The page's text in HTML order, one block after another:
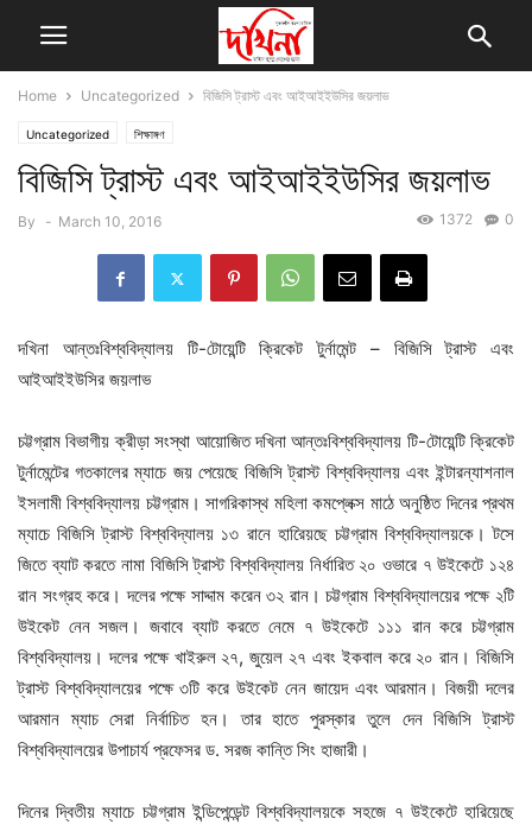
Home Uncategorized বিজিসি ট্রাস্ট এবং আইআইইউসির জয়লাভ
Uncategorized শিক্ষাঙ্গণ
বিজিসি ট্রাস্ট এবং আইআইইউসির জয়লাভ
By - March 10, 2016 0
1372
দখিনা আন্তঃবিশ্ববিদ্যালয় টি-টোয়েন্টি ক্রিকেট টুর্নামেন্ট – বিজিসি ট্রাস্ট এবং
আইআইইউসির জয়লাভ
চট্টগ্রাম বিভাগীয় ক্রীড়া সংস্থা আয়োজিত দখিনা আন্তঃবিশ্ববিদ্যালয় টি-টোয়েন্টি ক্রিকেট
টুর্নামেন্টের গতকালের ম্যাচে জয় পেয়েছে বিজিসি ট্রাস্ট বিশ্ববিদ্যালয় এবং ইন্টারন্যাশনাল
ইসলামী বিশ্ববিদ্যালয় চট্টগ্রাম। সাগরিকাস্থ মহিলা কমপ্লেক্স মাঠে অনুষ্ঠিত দিনের প্রথম
ম্যাচে বিজিসি ট্রাস্ট বিশ্ববিদ্যালয় ১৩ রানে হারিেয়ছে চট্টগ্রাম বিশ্ববিদ্যালয়কে। টসে
জিতে ব্যাট করতে নামা বিজিসি ট্রাস্ট বিশ্ববিদ্যালয় নির্ধারিত ২০ ওভারে ৭ উইকেটে ১২৪
রান সংগ্রহ করে। দলের পক্ষে সাদ্দাম করেন ৩২ রান। চট্টগ্রাম বিশ্ববিদ্যালয়ের পক্ষে ২টি
উইকেট নেন সজল। জবাবে ব্যাট করতে নেমে ৭ উইকেটে ১১১ রান করে চট্টগ্রাম
বিশ্ববিদ্যালয়। দলের পক্ষে খাইরুল ২৭, জুয়েল ২৭ এবং ইকবাল করে ২০ রান। বিজিসি
ট্রাস্ট বিশ্ববিদ্যালয়ের পক্ষে ৩টি করে উইকেট নেন জায়েদ এবং আরমান। বিজয়ী দলের
আরমান ম্যাচ সেরা নির্বাচিত হন। তার হাতে পুরস্কার তুলে দেন বিজিসি ট্রাস্ট
বিশ্ববিদ্যালয়ের উপাচার্য প্রফেসর ড. সরজ কান্তি সিং হাজারী।
দিনের দ্বিতীয় ম্যাচে চট্টগ্রাম ইন্ডিপেন্ডেন্ট বিশ্ববিদ্যালয়কে সহজে ৭ উইকেটে হারিয়েছে